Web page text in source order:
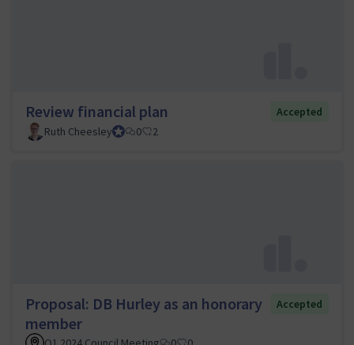
Review financial plan
Accepted
Ruth CheesleyMautic Project Lead
0 2
Proposal: DB Hurley as an honorary
member
Accepted